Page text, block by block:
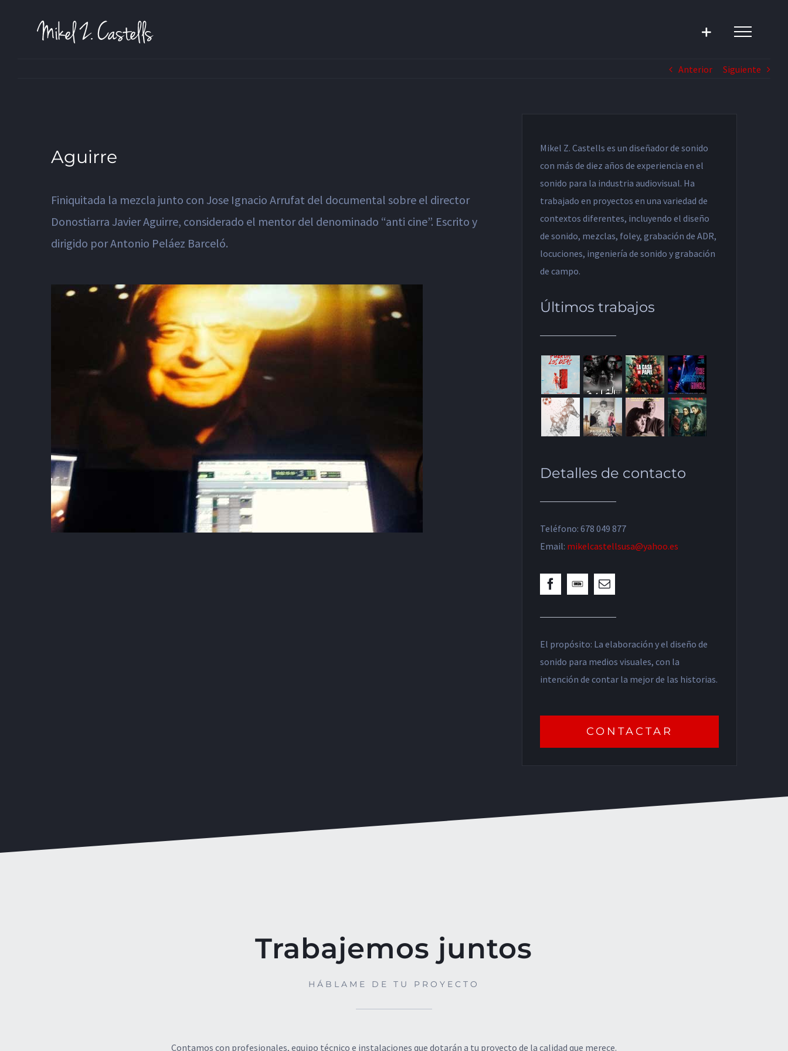
Anterior Siguiente
Aguirre
Finiquitada la mezcla junto con Jose Ignacio Arrufat del documental sobre el director
Donostiarra Javier Aguirre, considerado el mentor del denominado “anti cine”. Escrito y
dirigido por Antonio Peláez Barceló.
Mikel Z. Castells es un diseñador de sonido
con más de diez años de experiencia en el
sonido para la industria audiovisual. Ha
trabajado en proyectos en una variedad de
contextos diferentes, incluyendo el diseño
de sonido, mezclas, foley, grabación de ADR,
locuciones, ingeniería de sonido y grabación
de campo.
Últimos trabajos
Detalles de contacto
Teléfono: 678 049 877
Email: mikelcastellsusa@yahoo.es
El propósito: La elaboración y el diseño de
sonido para medios visuales, con la
intención de contar la mejor de las historias.
CONTACTAR
Trabajemos juntos
HÁBLAME DE TU PROYECTO
Contamos con profesionales, equipo técnico e instalaciones que dotarán a tu proyecto de la calidad que merece.